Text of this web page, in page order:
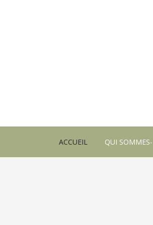
ACCUEIL QUI